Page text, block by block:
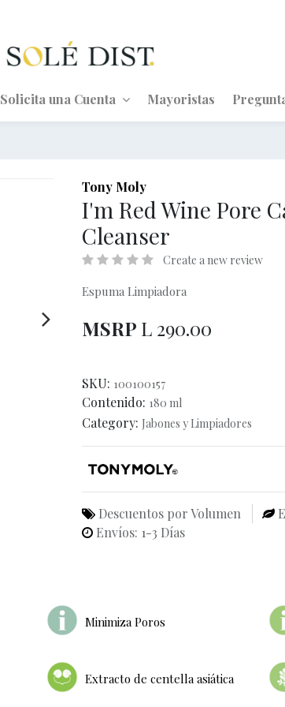
Solicita una Cuenta Mayoristas
Tony Moly
I'm Red Wine Pore
Cleanser
Create a new review
Espuma Limpiadora
MSRP L 290.00
SKU: 100100157
Contenido: 180 ml
Category: Jabones y Limpiadores
Descuentos por Volumen
Envíos: 1-3 Días
Minimiza Poros
Extracto de centella asiática